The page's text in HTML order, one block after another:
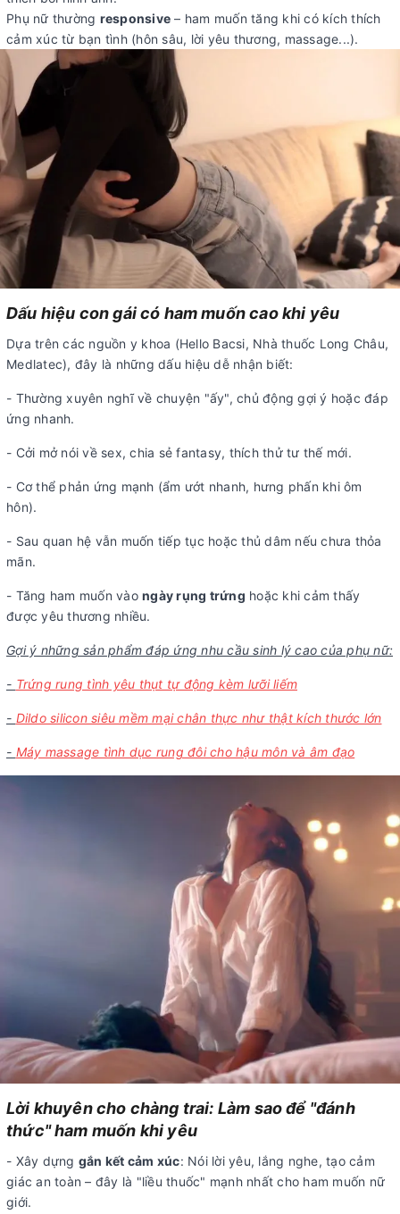
Phụ nữ thường responsive – ham muốn tăng khi có kích thích
cảm xúc từ bạn tình (hôn sâu, lời yêu thương, massage...).
Dấu hiệu con gái có ham muốn cao khi yêu
Dựa trên các nguồn y khoa (Hello Bacsi, Nhà thuốc Long Châu,
Medlatec), đây là những dấu hiệu dễ nhận biết:
- Thường xuyên nghĩ về chuyện "ấy", chủ động gợi ý hoặc đáp
ứng nhanh.
- Cởi mở nói về sex, chia sẻ fantasy, thích thử tư thế mới.
- Cơ thể phản ứng mạnh (ẩm ướt nhanh, hưng phấn khi ôm
hôn).
- Sau quan hệ vẫn muốn tiếp tục hoặc thủ dâm nếu chưa thỏa
mãn.
- Tăng ham muốn vào ngày rụng trứng hoặc khi cảm thấy
được yêu thương nhiều.
Gợi ý những sản phẩm đáp ứng nhu cầu sinh lý cao của phụ nữ:
- Trứng rung tình yêu thụt tự động kèm lưỡi liếm
- Dildo silicon siêu mềm mại chân thực như thật kích thước lớn
- Máy massage tình dục rung đôi cho hậu môn và âm đạo
Lời khuyên cho chàng trai: Làm sao để "đánh
thức" ham muốn khi yêu
- Xây dựng gắn kết cảm xúc: Nói lời yêu, lắng nghe, tạo cảm
giác an toàn – đây là "liều thuốc" mạnh nhất cho ham muốn nữ
giới.